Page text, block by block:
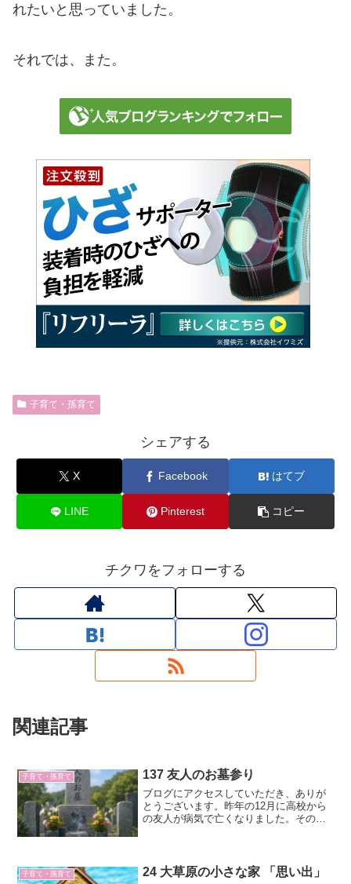
れたいと思っていました。
それでは、また。
子育て・孫育て
シェアする
X Facebook はてブ
LINE Pinterest コピー
チクワをフォローする
関連記事
子育て・孫育て 137 友人のお墓参り
ブログにアクセスしていただき、ありが
とうございます。昨年の12月に高校から
の友人が病気で亡くなりました。その年
行われました。そこで、...
子育て・孫育て 24 大草原の小さな家 「思い出」